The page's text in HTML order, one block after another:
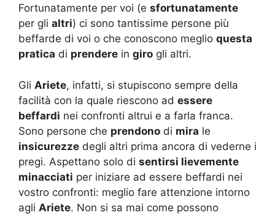
Fortunatamente per voi (e sfortunatamente
per gli altri) ci sono tantissime persone più
beffarde di voi o che conoscono meglio questa
pratica di prendere in giro gli altri.
Gli Ariete, infatti, si stupiscono sempre della
facilità con la quale riescono ad essere
beffardi nei confronti altrui e a farla franca.
Sono persone che prendono di mira le
insicurezze degli altri prima ancora di vederne i
pregi. Aspettano solo di sentirsi lievemente
minacciati per iniziare ad essere beffardi nei
vostro confronti: meglio fare attenzione intorno
agli Ariete. Non si sa mai come possono